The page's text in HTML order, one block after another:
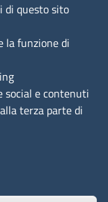
di questo sito
la funzione di
social e contenuti
terza parte di